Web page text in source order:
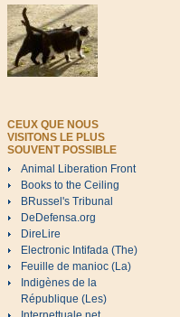
CEUX QUE NOUS
VISITONS LE PLUS
SOUVENT POSSIBLE
Animal Liberation Front
Books to the Ceiling
BRussel's Tribunal
DeDefensa.org
DireLire
Electronic Intifada (The)
Feuille de manioc (La)
Indigènes de la
République (Les)